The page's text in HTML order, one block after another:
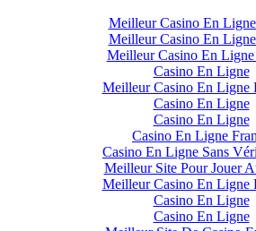
Meilleur Casino En
Meilleur Casino En
Meilleur Casino En Ligne
Casino En Ligne
Meilleur Casino En Ligne
Casino En Ligne
Casino En Ligne
Casino En Ligne
Casino En Ligne Sans
Meilleur Site Pour Jouer
Meilleur Casino En Ligne
Casino En Ligne
Casino En Ligne